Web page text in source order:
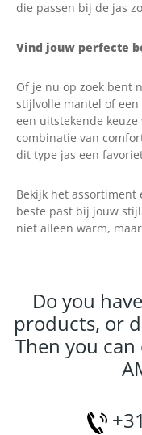
die passen bij de jas
Vind jouw perfecte
Of je nu op zoek bent
stijlvolle mantel of een
een uitstekende
combinatie van
dit type jas een
Bekijk het assortiment
beste past bij jouw
niet alleen warm,
Do you
products, or
Then you